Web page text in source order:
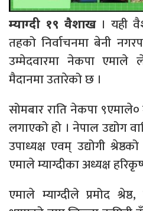
म्याग्दी १९ वैशाख। यही
तहको निर्वाचनमा बेनी
उम्मेदवारमा नेकपा एमाले ले
मैदानमा उतारेको छ ।
सोमबार राति नेकपा ९एमाले०
लगाएको हो । नेपाल उद्योग
उपाध्यक्ष एवम् उद्योगी
एमाले म्याग्दीका अध्यक्ष
एमाले म्याग्दीले प्रमोद